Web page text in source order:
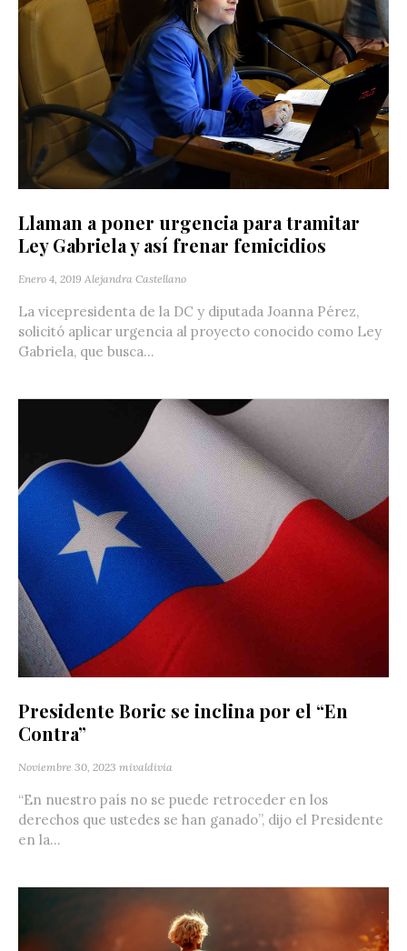
Llaman a poner urgencia para tramitar
Ley Gabriela y así frenar femicidios
Enero 4, 2019 Alejandra Castellano
La vicepresidenta de la DC y diputada Joanna Pérez,
solicitó aplicar urgencia al proyecto conocido como Ley
Gabriela, que busca...
Presidente Boric se inclina por el “En
Contra”
Noviembre 30, 2023 mivaldivia
“En nuestro país no se puede retroceder en los
derechos que ustedes se han ganado”, dijo el Presidente
en la...